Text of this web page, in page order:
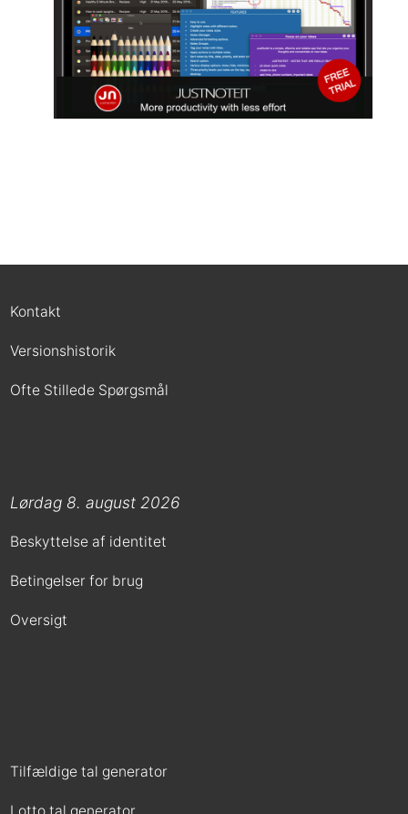
Kontakt
Versionshistorik
Ofte Stillede Spørgsmål
Lørdag 8. august 2026
Beskyttelse af identitet
Betingelser for brug
Oversigt
Tilfældige tal generator